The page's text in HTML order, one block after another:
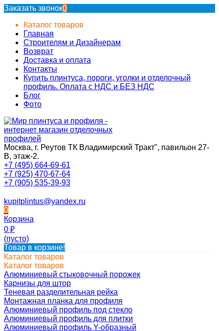
Заказать звонок0
Каталог товаров
Главная
Строителям и Дизайнерам
Возврат
Доставка и оплата
Контакты
Купить плинтуса, пороги, уголки и отделочный
профиль. Оплата с НДС и БЕЗ НДС
Блог
Фото
Москва, г. Реутов ТК Владимирский Тракт", павильон 27-
В, этаж-2.
+7 (495) 664-69-61
+7 (925) 470-67-64
+7 (905) 535-39-93
kupitplintus@yandex.ru
0
Корзина
0 ₽
(пусто)
Товар в корзине!
Каталог товаров
Каталог товаров
Алюминиевый стыковочный порожек
Карнизы для штор
Теневая разделительная рейка
Монтажная планка для профиля
Алюминиевый профиль под стекло
Алюминиевый профиль для плитки
Алюминиевый профиль Y-образный